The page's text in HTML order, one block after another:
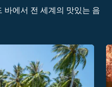
바에서 전 세계의 맛있는 음